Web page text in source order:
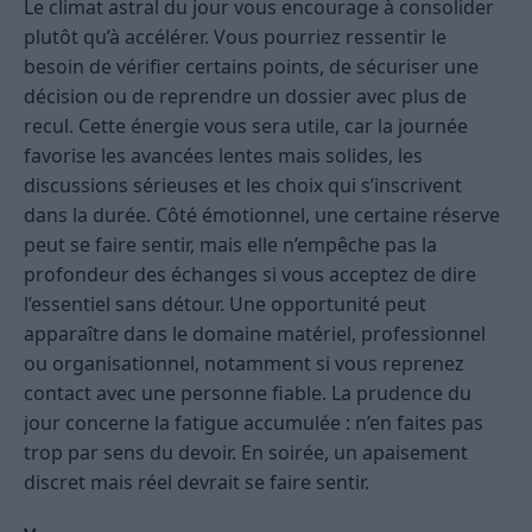
Le climat astral du jour vous encourage à consolider
plutôt qu’à accélérer. Vous pourriez ressentir le
besoin de vérifier certains points, de sécuriser une
décision ou de reprendre un dossier avec plus de
recul. Cette énergie vous sera utile, car la journée
favorise les avancées lentes mais solides, les
discussions sérieuses et les choix qui s’inscrivent
dans la durée. Côté émotionnel, une certaine réserve
peut se faire sentir, mais elle n’empêche pas la
profondeur des échanges si vous acceptez de dire
l’essentiel sans détour. Une opportunité peut
apparaître dans le domaine matériel, professionnel
ou organisationnel, notamment si vous reprenez
contact avec une personne fiable. La prudence du
jour concerne la fatigue accumulée : n’en faites pas
trop par sens du devoir. En soirée, un apaisement
discret mais réel devrait se faire sentir.